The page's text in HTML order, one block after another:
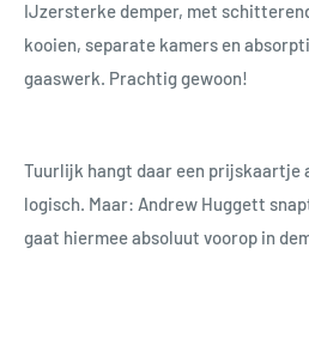
IJzersterke demper, met
kooien, separate kamers en
gaaswerk. Prachtig gewoon!
Tuurlijk hangt daar een prijskaartje
logisch. Maar: Andrew Huggett
gaat hiermee absoluut voorop in